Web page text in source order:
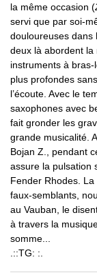
la même occasion (
servi que par soi-
douloureuses dans
deux là abordent
instruments à
plus profondes
l’écoute. Avec le
saxophones avec
fait gronder les
grande musicalité.
Bojan Z., pendant
assure la pulsation
Fender Rhodes.
faux-semblants,
au Vauban, le
à travers la
somme...
.::TG: :.